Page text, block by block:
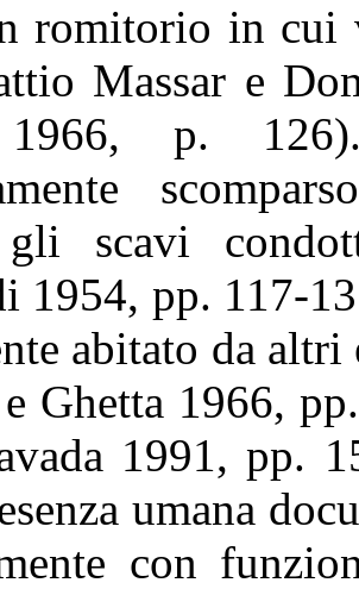
romitorio in cui
Massar e
1966, p.
gli scavi
1954, pp. 117-
abitato da
Ghetta 1966,
1991, pp.
umana
con